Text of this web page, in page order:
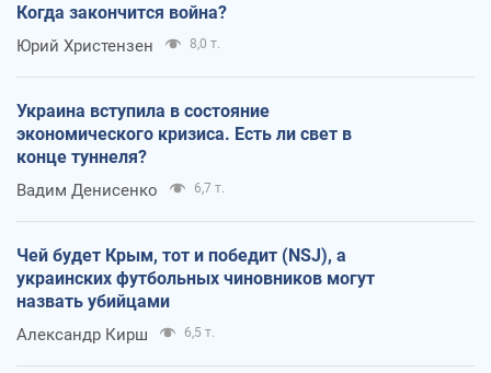
Когда закончится война?
Юрий Христензен 8,0 т.
Украина вступила в состояние
экономического кризиса. Есть ли свет в
конце туннеля?
Вадим Денисенко 6,7 т.
Чей будет Крым, тот и победит (NSJ), а
украинских футбольных чиновников могут
назвать убийцами
Александр Кирш 6,5 т.